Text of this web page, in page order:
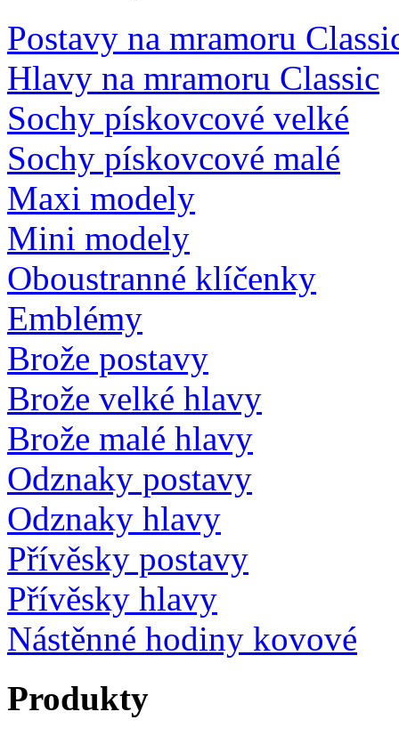
Postavy na mramoru
Hlavy na mramoru Classic
Sochy pískovcové velké
Sochy pískovcové malé
Maxi modely
Mini modely
Oboustranné klíčenky
Emblémy
Brože postavy
Brože velké hlavy
Brože malé hlavy
Odznaky postavy
Odznaky hlavy
Přívěsky postavy
Přívěsky hlavy
Nástěnné hodiny kovové
Produkty